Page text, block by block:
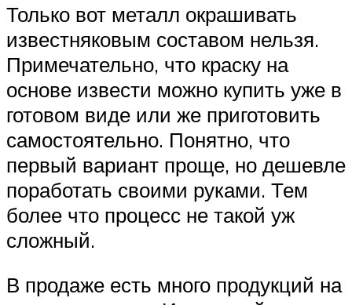
Только вот металл окрашивать
известняковым составом нельзя.
Примечательно, что краску на
основе извести можно купить уже в
готовом виде или же приготовить
самостоятельно. Понятно, что
первый вариант проще, но дешевле
поработать своими руками. Тем
более что процесс не такой уж
сложный.
В продаже есть много продукций на